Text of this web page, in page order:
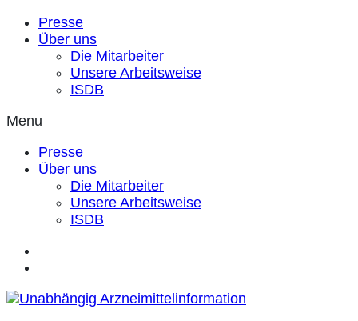
Presse
Über uns
Die Mitarbeiter
Unsere Arbeitsweise
ISDB
Menu
Presse
Über uns
Die Mitarbeiter
Unsere Arbeitsweise
ISDB